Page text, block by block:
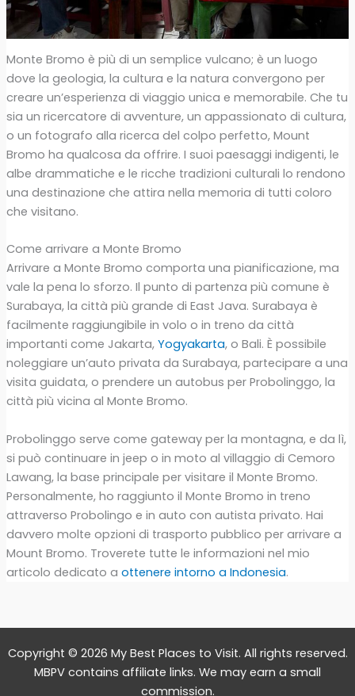
Monte Bromo è più di un semplice vulcano; è un luogo
dove la geologia, la cultura e la natura convergono per
creare un’esperienza di viaggio unica e memorabile. Che tu
sia un ricercatore di avventure, un appassionato di cultura,
o un fotografo alla ricerca del colpo perfetto, Mount
Bromo ha qualcosa da offrire. I suoi paesaggi indigenti, le
albe drammatiche e le ricche tradizioni culturali lo rendono
una destinazione che attira nella memoria di tutti coloro
che visitano.
Come arrivare a Monte Bromo
Arrivare a Monte Bromo comporta una pianificazione, ma
vale la pena lo sforzo. Il punto di partenza più comune è
Surabaya, la città più grande di East Java. Surabaya è
facilmente raggiungibile in volo o in treno da città
importanti come Jakarta, Yogyakarta, o Bali. È possibile
noleggiare un’auto privata da Surabaya, partecipare a una
visita guidata, o prendere un autobus per Probolinggo, la
città più vicina al Monte Bromo.
Probolinggo serve come gateway per la montagna, e da lì,
si può continuare in jeep o in moto al villaggio di Cemoro
Lawang, la base principale per visitare il Monte Bromo.
Personalmente, ho raggiunto il Monte Bromo in treno
attraverso Probolingo e in auto con autista privato. Hai
davvero molte opzioni di trasporto pubblico per arrivare a
Mount Bromo. Troverete tutte le informazioni nel mio
articolo dedicato a ottenere intorno a Indonesia.
Copyright © 2026 My Best Places to Visit. All rights reserved.
MBPV contains affiliate links. We may earn a small
commission.